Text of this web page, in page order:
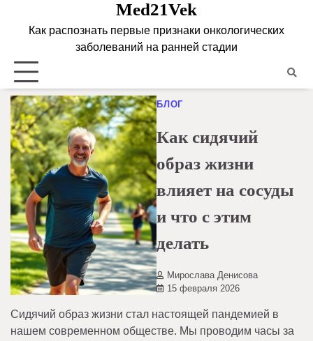
Med21Vek
Как распознать первые признаки онкологических
заболеваний на ранней стадии
БЛОГ
Как сидячий
образ жизни
влияет на сосуды
и что с этим
делать
Мирослава Денисова
15 февраля 2026
Сидячий образ жизни стал настоящей пандемией в
нашем современном обществе. Мы проводим часы за